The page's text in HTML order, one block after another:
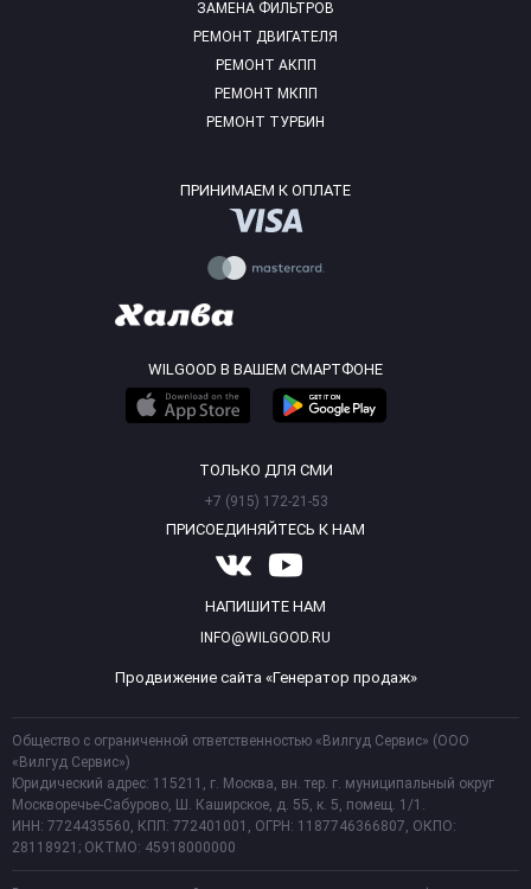
ЗАМЕНА ФИЛЬТРОВ
РЕМОНТ ДВИГАТЕЛЯ
РЕМОНТ АКПП
РЕМОНТ МКПП
РЕМОНТ ТУРБИН
ПРИНИМАЕМ К ОПЛАТЕ
WILGOOD В ВАШЕМ СМАРТФОНЕ
ТОЛЬКО ДЛЯ СМИ
+7 (915) 172-21-53
ПРИСОЕДИНЯЙТЕСЬ К НАМ
НАПИШИТЕ НАМ
INFO@WILGOOD.RU
Продвижение сайта «Генератор продаж»
Общество с ограниченной ответственностью «Вилгуд Сервис» (ООО
«Вилгуд Сервис»)
Юридический адрес: 115211, г. Москва, вн. тер. г. муниципальный округ
Москворечье-Сабурово, Ш. Каширское, д. 55, к. 5, помещ. 1/1.
ИНН: 7724435560, КПП: 772401001, ОГРН: 1187746366807, ОКПО:
28118921; ОКТМО: 45918000000